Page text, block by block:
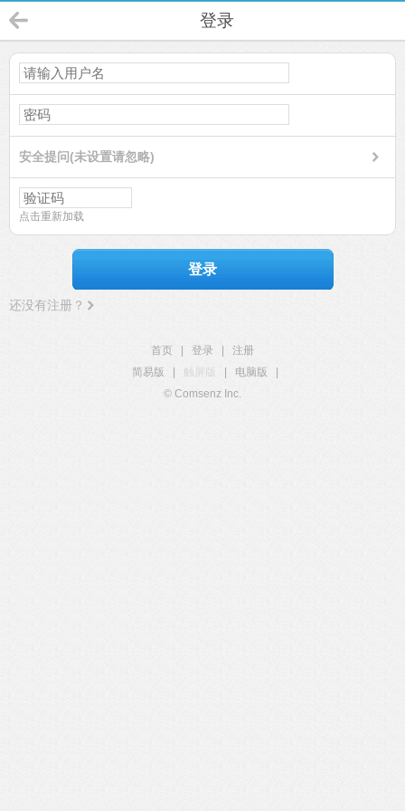
登录
安全提问(未设置请忽略)
点击重新加载
登录
还没有注册？
首页 登录
注册
简易版
触屏版 电脑版
© Comsenz Inc.